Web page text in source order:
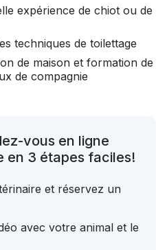
expérience de chiot ou de
techniques de toilettage
de maison et formation de
de compagnie
vous en ligne
en 3 étapes faciles!
et réservez un
avec votre animal et le